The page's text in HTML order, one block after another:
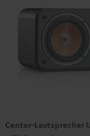
Center-Lautsprecher